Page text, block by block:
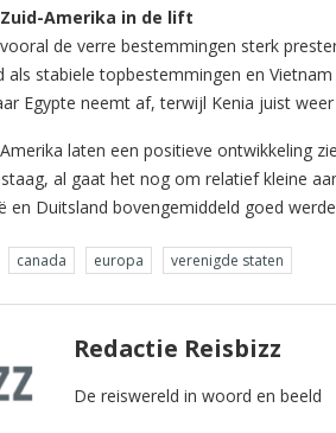
Amerika in de lift
de verre bestemmingen sterk
als stabiele topbestemmingen en
Egypte neemt af, terwijl Kenia juist
laten een positieve ontwikkeling
al gaat het nog om relatief kleine
en Duitsland bovengemiddeld goed
canada europa verenigde staten
Redactie Reisbizz
De reiswereld in woord en beeld